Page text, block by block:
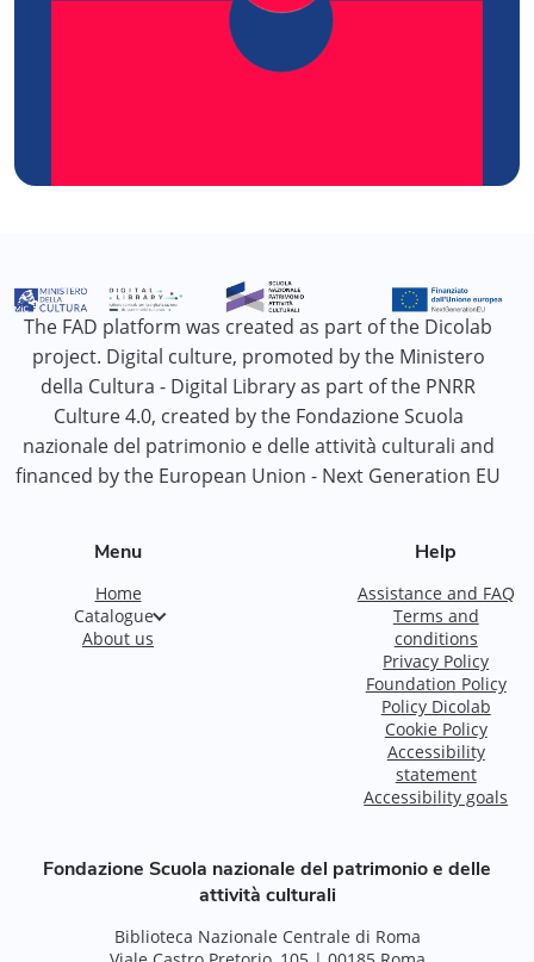
The FAD platform was created as part of the Dicolab
project. Digital culture, promoted by the Ministero
della Cultura - Digital Library as part of the PNRR
Culture 4.0, created by the Fondazione Scuola
nazionale del patrimonio e delle attività culturali and
financed by the European Union - Next Generation EU
Menu
Home
Catalogue
About us
Help
Assistance and FAQ
Terms and
conditions
Privacy Policy
Foundation Policy
Policy Dicolab
Cookie Policy
Accessibility
statement
Accessibility goals
Fondazione Scuola nazionale del patrimonio e delle
attività culturali
Biblioteca Nazionale Centrale di Roma